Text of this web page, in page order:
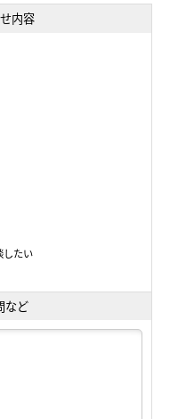
内容
したい
など